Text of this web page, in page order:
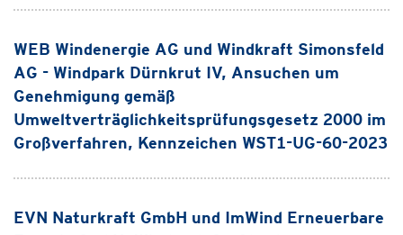
WEB Windenergie AG und Windkraft Simonsfeld
AG - Windpark Dürnkrut IV, Ansuchen um
Genehmigung gemäß
Umweltverträglichkeitsprüfungsgesetz 2000 im
Großverfahren, Kennzeichen WST1-UG-60-2023
EVN Naturkraft GmbH und ImWind Erneuerbare